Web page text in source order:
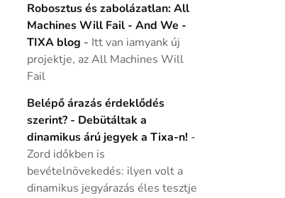
Robosztus és zabolázatlan: All
Machines Will Fail - And We -
TIXA blog - Itt van iamyank új
projektje, az All Machines Will
Fail
Belépő árazás érdeklődés
szerint? - Debütáltak a
dinamikus árú jegyek a Tixa-n! -
Zord időkben is
bevételnövekedés: ilyen volt a
dinamikus jegyárazás éles tesztje